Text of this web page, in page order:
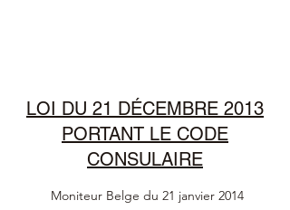
LOI DU 21 DÉCEMBRE 2013
PORTANT LE CODE
CONSULAIRE
Moniteur Belge du 21 janvier 2014